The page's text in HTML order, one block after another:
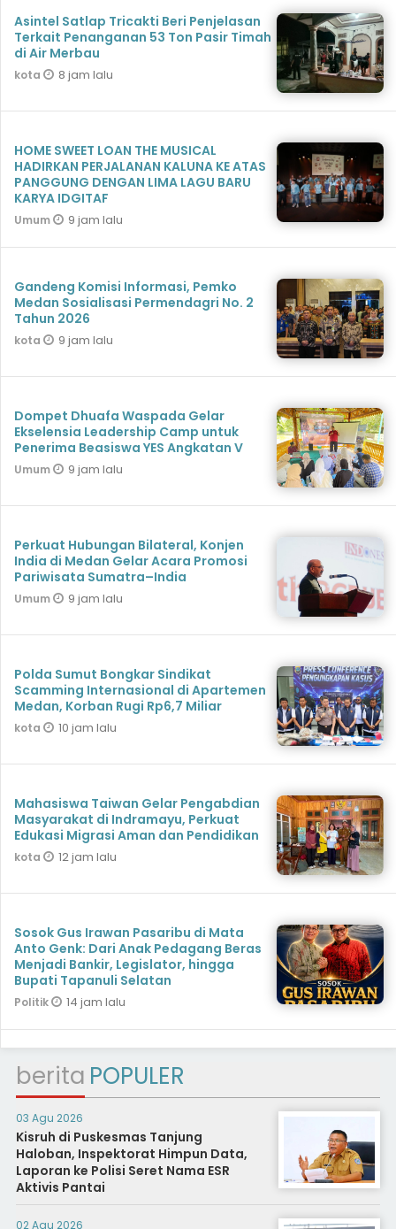
Asintel Satlap Tricakti Beri Penjelasan
Terkait Penanganan 53 Ton Pasir Timah
di Air Merbau
kota 8 jam lalu
HOME SWEET LOAN THE MUSICAL
HADIRKAN PERJALANAN KALUNA KE ATAS
PANGGUNG DENGAN LIMA LAGU BARU
KARYA IDGITAF
Umum 9 jam lalu
Gandeng Komisi Informasi, Pemko
Medan Sosialisasi Permendagri No. 2
Tahun 2026
kota 9 jam lalu
Dompet Dhuafa Waspada Gelar
Ekselensia Leadership Camp untuk
Penerima Beasiswa YES Angkatan V
Umum 9 jam lalu
Perkuat Hubungan Bilateral, Konjen
India di Medan Gelar Acara Promosi
Pariwisata Sumatra–India
Umum 9 jam lalu
Polda Sumut Bongkar Sindikat
Scamming Internasional di Apartemen
Medan, Korban Rugi Rp6,7 Miliar
kota 10 jam lalu
Mahasiswa Taiwan Gelar Pengabdian
Masyarakat di Indramayu, Perkuat
Edukasi Migrasi Aman dan Pendidikan
kota 12 jam lalu
Sosok Gus Irawan Pasaribu di Mata
Anto Genk: Dari Anak Pedagang Beras
Menjadi Bankir, Legislator, hingga
Bupati Tapanuli Selatan
Politik 14 jam lalu
berita POPULER
03 Agu 2026
Kisruh di Puskesmas Tanjung
Haloban, Inspektorat Himpun Data,
Laporan ke Polisi Seret Nama ESR
Aktivis Pantai
02 Agu 2026